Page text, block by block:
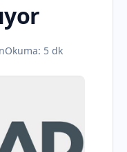
Okuma: 5 dk